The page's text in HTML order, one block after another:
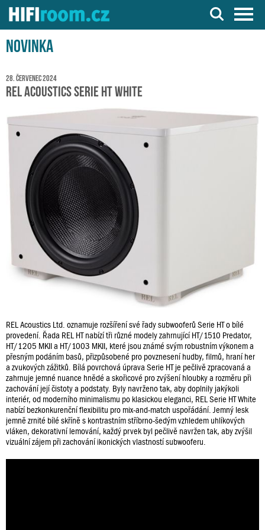
Server o Hi-Fi a AV technice
Novinka
28. červenec 2024
REL Acoustics Serie HT White
REL Acoustics Ltd. oznamuje rozšíření své řady subwooferů Serie HT o bílé
provedení. Řada REL HT nabízí tři různé modely zahrnující HT/1510 Predator,
HT/1205 MKII a HT/1003 MKII, které jsou známé svým robustním výkonem a
přesným podáním basů, přizpůsobené pro povznesení hudby, filmů, hraní her
a zvukových zážitků. Bílá povrchová úprava Serie HT je pečlivě zpracovaná a
zahrnuje jemné nuance hnědé a skořicové pro zvýšení hloubky a rozměru při
zachování její čistoty a podstaty. Byly navrženo tak, aby doplnily jakýkoli
interiér, od moderního minimalismu po klasickou eleganci, REL Serie HT White
nabízí bezkonkurenční flexibilitu pro mix-and-match uspořádání. Jemný lesk
jemně zrnité bílé skříně s kontrastním stříbrno-šedým vzhledem uhlíkových
vláken, dekorativní lemování, každý prvek byl pečlivě navržen tak, aby zvýšil
vizuální zájem při zachování ikonických vlastností subwooferu.